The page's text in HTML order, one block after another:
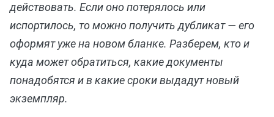
действовать. Если оно потерялось или
испортилось, то можно получить дубликат — его
оформят уже на новом бланке. Разберем, кто и
куда может обратиться, какие документы
понадобятся и в какие сроки выдадут новый
экземпляр.